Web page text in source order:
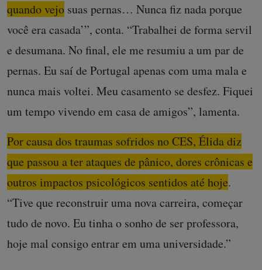
quando vejo suas pernas… Nunca fiz nada porque
você era casada’”, conta. “Trabalhei de forma servil
e desumana. No final, ele me resumiu a um par de
pernas. Eu saí de Portugal apenas com uma mala e
nunca mais voltei. Meu casamento se desfez. Fiquei
um tempo vivendo em casa de amigos”, lamenta.
Por causa dos traumas sofridos no CES, Élida diz
que passou a ter ataques de pânico, dores crônicas e
outros impactos psicológicos sentidos até hoje.
“Tive que reconstruir uma nova carreira, começar
tudo de novo. Eu tinha o sonho de ser professora,
hoje mal consigo entrar em uma universidade.”